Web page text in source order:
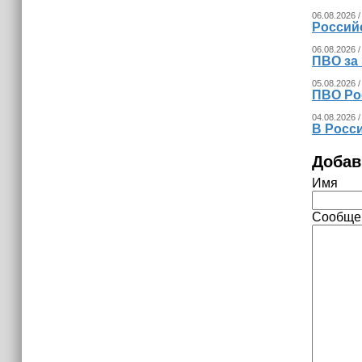
06.08.2026
06.08.2026
ПВО за
05.08.2026 /
ПВО
04.08.2026
В
Имя